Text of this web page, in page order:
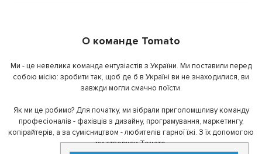
О команде Tomato
Ми - це невелика команда ентузіастів з України. Ми поставили перед
собою місію: зробити так, щоб де б в Україні ви не знаходилися, ви
завжди могли смачно поїсти.
Як ми це робимо? Для початку, ми зібрали приголомшливу команду
професіоналів - фахівців з дизайну, програмування, маркетингу,
копірайтерів, а за сумісництвом - любителів гарної їжі. З їх допомогою
ми створили Томато.